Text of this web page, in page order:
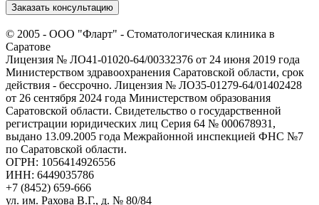
Заказать консультацию
© 2005 - ООО "Фларт" - Стоматологическая клиника в
Саратове
Лицензия № ЛО41-01020-64/00332376 от 24 июня 2019 года
Министерством здравоохранения Саратовской области, срок
действия - бессрочно. Лицензия № ЛО35-01279-64/01402428
от 26 сентября 2024 года Министерством образования
Саратовской области. Свидетельство о государственной
регистрации юридических лиц Серия 64 № 000678931,
выдано 13.09.2005 года Межрайонной инспекцией ФНС №7
по Саратовской области.
ОГРН: 1056414926556
ИНН: 6449035786
+7 (8452) 659-666
ул. им. Рахова В.Г., д. № 80/84